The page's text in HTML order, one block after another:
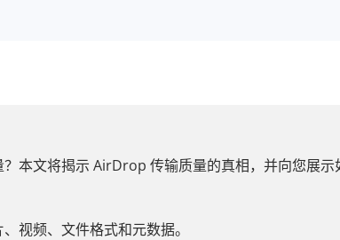
本文将揭示 AirDrop 传输质量的真相，并向您展示
视频、文件格式和元数据。